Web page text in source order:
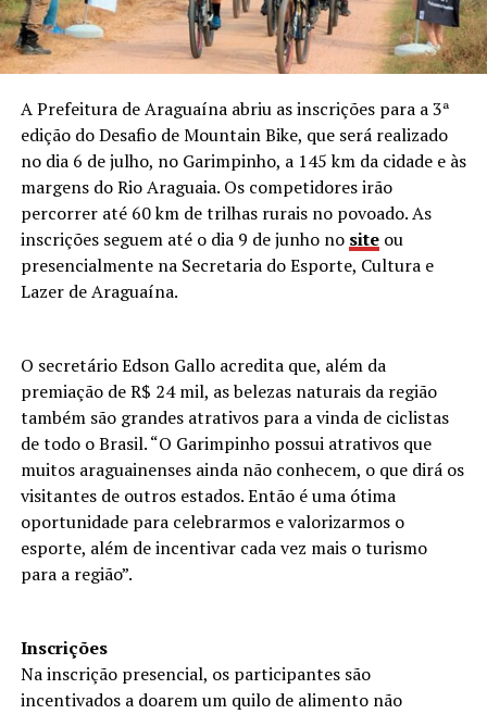
A Prefeitura de Araguaína abriu as inscrições para a 3ª
edição do Desafio de Mountain Bike, que será realizado
no dia 6 de julho, no Garimpinho, a 145 km da cidade e às
margens do Rio Araguaia. Os competidores irão
percorrer até 60 km de trilhas rurais no povoado. As
inscrições seguem até o dia 9 de junho no site ou
presencialmente na Secretaria do Esporte, Cultura e
Lazer de Araguaína.
O secretário Edson Gallo acredita que, além da
premiação de R$ 24 mil, as belezas naturais da região
também são grandes atrativos para a vinda de ciclistas
de todo o Brasil. “O Garimpinho possui atrativos que
muitos araguainenses ainda não conhecem, o que dirá os
visitantes de outros estados. Então é uma ótima
oportunidade para celebrarmos e valorizarmos o
esporte, além de incentivar cada vez mais o turismo
para a região”.
Inscrições
Na inscrição presencial, os participantes são
incentivados a doarem um quilo de alimento não